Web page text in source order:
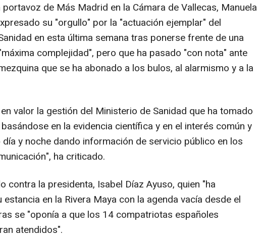
portavoz de Más Madrid en la Cámara de Vallecas, Manuela
su "orgullo" por la "actuación ejemplar" del
en esta última semana tras ponerse frente de una
complejidad", pero que ha pasado "con nota" ante
que se ha abonado a los bulos, al alarmismo y a la
valor la gestión del Ministerio de Sanidad que ha tomado
en la evidencia científica y en el interés común y
y noche dando información de servicio público en los
ha criticado.
contra la presidenta, Isabel Díaz Ayuso, quien "ha
en la Rivera Maya con la agenda vacía desde el
se "oponía a que los 14 compatriotas españoles
atendidos".